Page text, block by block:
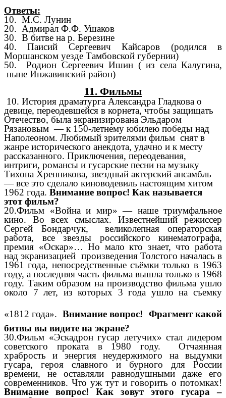
Ответы:
10. М.С. Лунин
20. Адмирал Ф.Ф. Ушаков
30. В битве на р. Березине
40. Паисий Сергеевич Кайсаров (родился в
Моршанском уезде Тамбовской губернии)
50.
Родион Сергеевич Ишин ( из села Калугина,
ныне Инжавинский район)
11. Фильмы
10. История драматурга Александра Гладкова о
девице, переодевшейся в корнета, чтобы защищать
Отечество, была экранизирована Эльдаром
Рязановым — к 150-летнему юбилею победы над
Наполеоном. Любимый зрителями фильм снят в
жанре исторического анекдота, удачно и к месту
рассказанного. Приключения, переодевания,
интриги, романсы и гусарские песни на музыку
Тихона Хренникова, звездный актерский ансамбль
— все это сделало киноводевиль настоящим хитом
1962 года. Внимание вопрос! Как называется
этот фильм?
20.Фильм «Война и мир» — наше триумфальное
кино. Во всех смыслах. Известнейший режиссер
Сергей Бондарчук, великолепная операторская
работа, все звезды российского кинематографа,
премия «Оскар»… Но мало кто знает, что работа
над экранизацией произведения Толстого началась в
1961 года, непосредственные съёмки только в 1963
году, а последняя часть фильма вышла только в 1968
году. Таким образом на производство фильма ушло
около 7 лет, из которых 3 года ушло на съемку
«1812 года». Внимание вопрос!
Фрагмент какой
битвы вы видите на экране?
30.Фильм «Эскадрон гусар летучих» стал лидером
советского проката в 1980 году. Отчаянная
храбрость и энергия неудержимого на выдумки
гусара, героя славного и бурного для России
времени, не оставляли равнодушными даже его
современников. Что уж тут и говорить о потомках!
Внимание вопрос! Как зовут этого гусара –